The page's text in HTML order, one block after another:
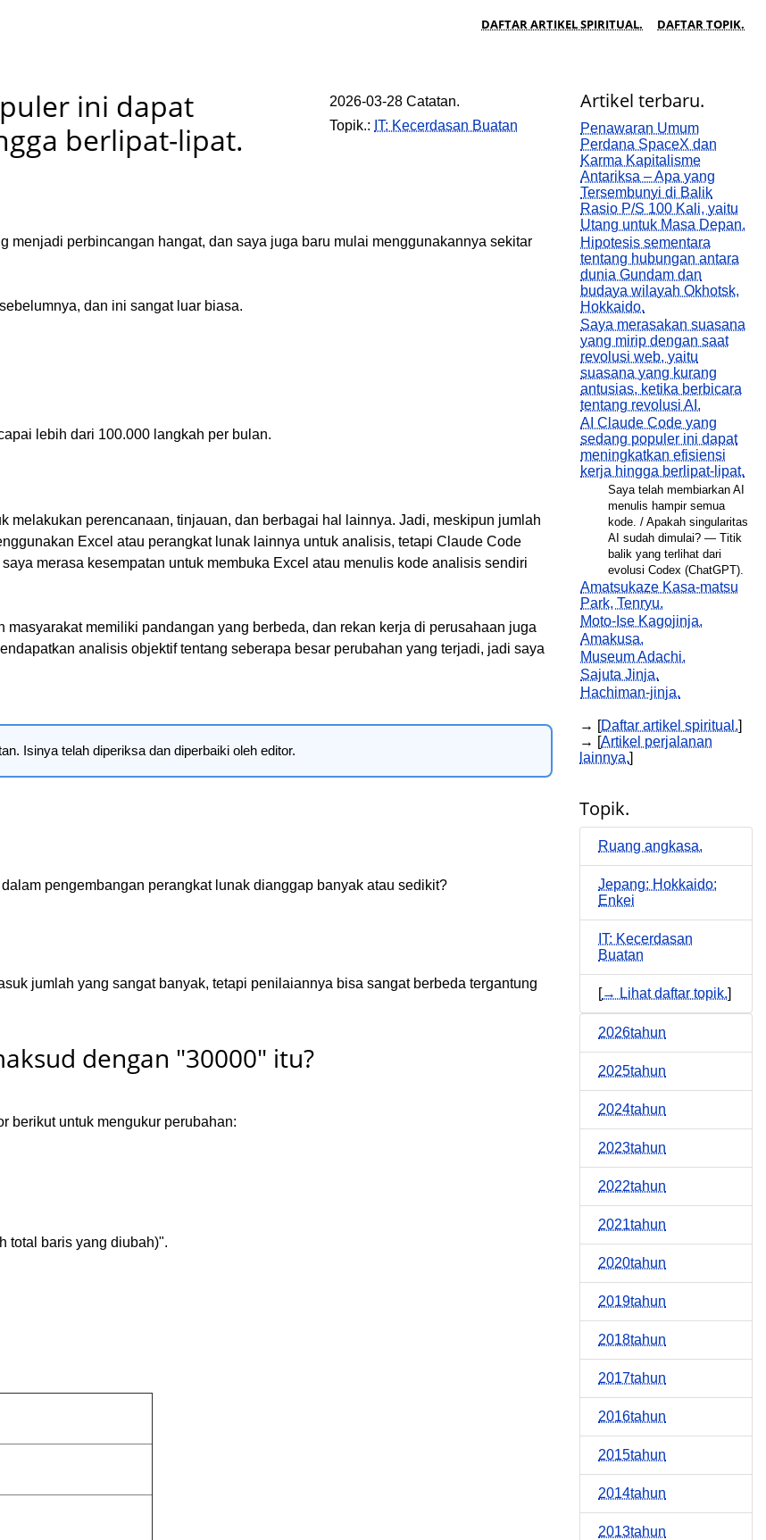
DAFTAR ARTIKEL SPIRITUAL. DAFTAR TOPIK.
ini dapat
berlipat-lipat.
2026-03-28 Catatan.
Topik.: IT: Kecerdasan Buatan
menjadi perbincangan hangat, dan saya juga baru mulai menggunakannya sekitar
dan ini sangat luar biasa.
lebih dari 100.000 langkah per bulan.
melakukan perencanaan, tinjauan, dan berbagai hal lainnya. Jadi, meskipun jumlah
Excel atau perangkat lunak lainnya untuk analisis, tetapi Claude Code
merasa kesempatan untuk membuka Excel atau menulis kode analisis sendiri
memiliki pandangan yang berbeda, dan rekan kerja di perusahaan juga
analisis objektif tentang seberapa besar perubahan yang terjadi, jadi saya
Isinya telah diperiksa dan diperbaiki oleh editor.
pengembangan perangkat lunak dianggap banyak atau sedikit?
jumlah yang sangat banyak, tetapi penilaiannya bisa sangat berbeda tergantung
dengan "30000" itu?
berikut untuk mengukur perubahan:
total baris yang diubah)".
Artikel terbaru.
Penawaran Umum
Perdana SpaceX dan
Karma Kapitalisme
Antariksa – Apa yang
Tersembunyi di Balik
Rasio P/S 100 Kali, yaitu
Utang untuk Masa Depan.
Hipotesis sementara
tentang hubungan antara
dunia Gundam dan
budaya wilayah Okhotsk,
Hokkaido.
Saya merasakan suasana
yang mirip dengan saat
revolusi web, yaitu
suasana yang kurang
antusias, ketika berbicara
tentang revolusi AI.
AI Claude Code yang
sedang populer ini dapat
meningkatkan efisiensi
kerja hingga berlipat-lipat.
Saya telah membiarkan AI
menulis hampir semua
kode. / Apakah singularitas
AI sudah dimulai? ― Titik
balik yang terlihat dari
evolusi Codex (ChatGPT).
Amatsukaze Kasa-matsu
Park, Tenryu.
Moto-Ise Kagojinja.
Amakusa.
Museum Adachi.
Sajuta Jinja.
Hachiman-jinja.
→ [Daftar artikel spiritual.]
→ [Artikel perjalanan
lainnya.]
Topik.
Ruang angkasa.
Jepang: Hokkaido:
Enkei
IT: Kecerdasan
Buatan
[→ Lihat daftar topik.]
2026tahun
2025tahun
2024tahun
2023tahun
2022tahun
2021tahun
2020tahun
2019tahun
2018tahun
2017tahun
2016tahun
2015tahun
2014tahun
2013tahun